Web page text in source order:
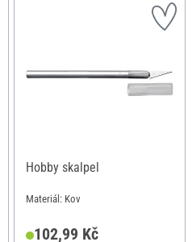
Hobby skalpel
Materiál: Kov
102,99 Kč